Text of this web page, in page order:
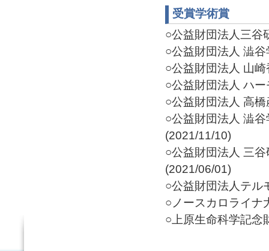
受賞学術賞
○公益財団法人三谷
○公益財団法人 澁
○公益財団法人 山
○公益財団法人 ハ
○公益財団法人 高
○公益財団法人 澁
(2021/11/10)
○公益財団法人 三
(2021/06/01)
○公益財団法人テル
○ノースカロライナ
○上原生命科学記念